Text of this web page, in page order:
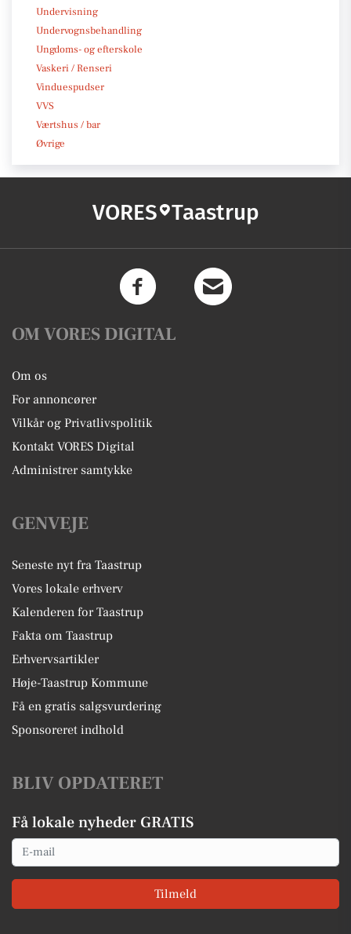
Undervisning
Undervognsbehandling
Ungdoms- og efterskole
Vaskeri / Renseri
Vinduespudser
VVS
Værtshus / bar
Øvrige
VORES Taastrup
OM VORES DIGITAL
Om os
For annoncører
Vilkår og Privatlivspolitik
Kontakt VORES Digital
Administrer samtykke
GENVEJE
Seneste nyt fra Taastrup
Vores lokale erhverv
Kalenderen for Taastrup
Fakta om Taastrup
Erhvervsartikler
Høje-Taastrup Kommune
Få en gratis salgsvurdering
Sponsoreret indhold
BLIV OPDATERET
Få lokale nyheder GRATIS
Email
Tilmeld